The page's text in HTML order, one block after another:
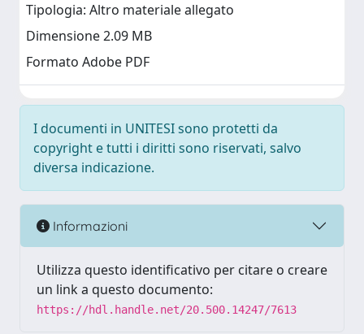
Tipologia: Altro materiale allegato
Dimensione 2.09 MB
Formato Adobe PDF
I documenti in UNITESI sono protetti da
copyright e tutti i diritti sono riservati, salvo
diversa indicazione.
Informazioni
Utilizza questo identificativo per citare o creare
un link a questo documento:
https://hdl.handle.net/20.500.14247/7613